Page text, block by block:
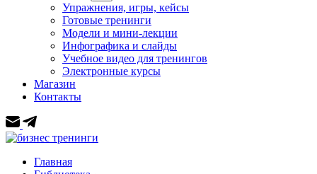
Упражнения, игры, кейсы
Готовые тренинги
Модели и мини-лекции
Инфографика и слайды
Учебное видео для тренингов
Электронные курсы
Магазин
Контакты
Главная